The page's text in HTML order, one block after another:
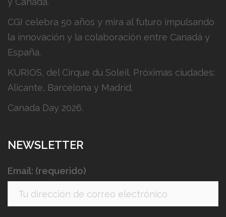
CGI celebra 50 años y mira al futuro impulsando
la innovación y la colaboración entre Canadá y
España.
KURIOS, del Cirque du Soleil. Próximas ciudades:
Alicante, Barcelona y Madrid.
Canada Day 2026.
NEWSLETTER
Email: (requerido)